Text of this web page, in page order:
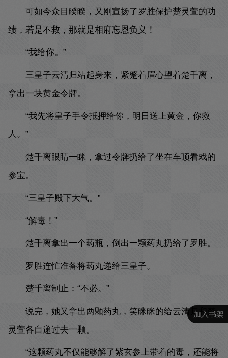
加入书架
可如今众目睽睽，又刚宣扬了罗胜保护楚灵萱的功
绩，若是不救，那就是相府忘恩负义！
“我给你。”
三皇子云清归站起身来，紧蹙着眉心望着楚千离，
拿出一块黄金令牌。
“我先将皇子手令抵押给你，明日送上黄金，你救
人。”
楚千离眼睛一眯，拿过令牌扔给了坐在车顶看戏的
参宝。
“三皇子殿下大气。”
“解毒！”
楚千离拿出一个药瓶，倒出一颗药丸扔给了罗胜。
罗胜连忙准备将药丸递给三皇子。
楚千离制止：“不必。”
说完，她又拿出两颗药丸，笑眯眯的给云清归和楚
灵萱各自递过去一颗。
“这颗药丸不仅能够解了紫玄参上带着的毒，还能将